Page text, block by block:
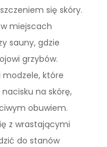
się skóry.
miejscach
sauny, gdzie
grzybów.
które
na skórę,
obuwiem.
z wrastającymi
do stanów